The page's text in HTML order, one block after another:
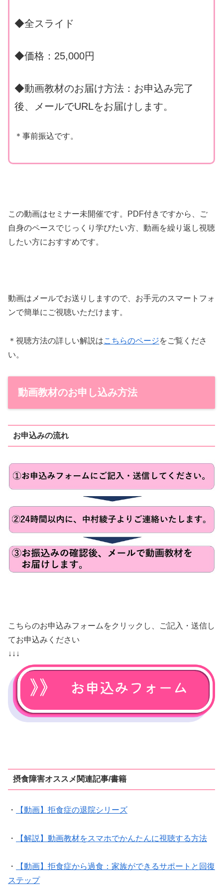
◆全スライド
◆価格：25,000円
◆動画教材のお届け方法：お申込み完了
後、メールでURLをお届けします。
＊事前振込です。
この動画はセミナー未開催です。PDF付きですから、ご
自身のペースでじっくり学びたい方、動画を繰り返し視聴
したい方におすすめです。
動画はメールでお送りしますので、お手元のスマートフォ
ンで簡単にご視聴いただけます。
＊視聴方法の詳しい解説はこちらのページをご覧くださ
い。
動画教材のお申し込み方法
お申込みの流れ
こちらのお申込みフォームをクリックし、ご記入・送信し
てお申込みください
↓↓↓
摂食障害オススメ関連記事/書籍
・ 【動画】拒食症の退院シリーズ
・ 【解説】動画教材をスマホでかんたんに視聴する方法
・
【動画】拒食症から過食：家族ができるサポートと回復
ステップ